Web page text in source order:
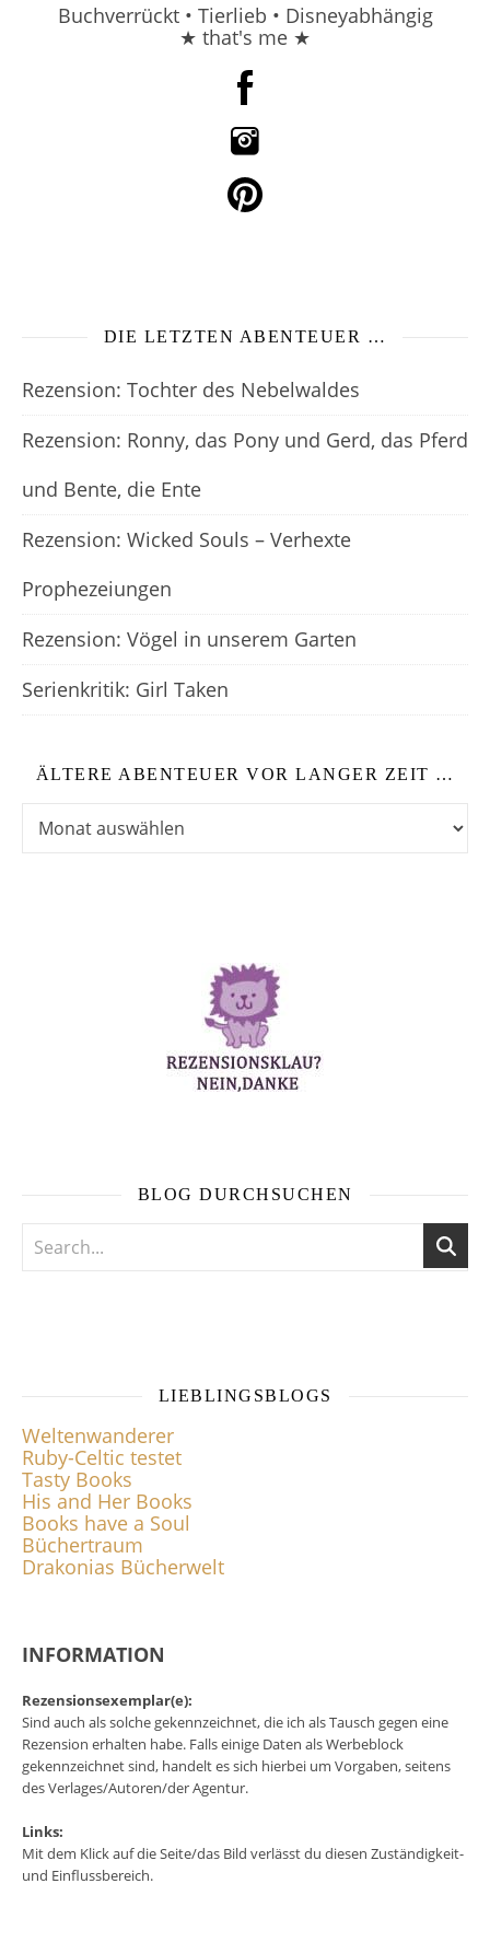
Buchverrückt • Tierlieb • Disneyabhängig
★ that's me ★
DIE LETZTEN ABENTEUER …
Rezension: Tochter des Nebelwaldes
Rezension: Ronny, das Pony und Gerd, das Pferd
und Bente, die Ente
Rezension: Wicked Souls – Verhexte
Prophezeiungen
Rezension: Vögel in unserem Garten
Serienkritik: Girl Taken
ÄLTERE ABENTEUER VOR LANGER ZEIT …
BLOG DURCHSUCHEN
LIEBLINGSBLOGS
Weltenwanderer
Ruby-Celtic testet
Tasty Books
His and Her Books
Books have a Soul
Büchertraum
Drakonias Bücherwelt
INFORMATION
Rezensionsexemplar(e):
Sind auch als solche gekennzeichnet, die ich als Tausch gegen eine
Rezension erhalten habe. Falls einige Daten als Werbeblock
gekennzeichnet sind, handelt es sich hierbei um Vorgaben, seitens
des Verlages/Autoren/der Agentur.
Links:
Mit dem Klick auf die Seite/das Bild verlässt du diesen Zuständigkeit-
und Einflussbereich.